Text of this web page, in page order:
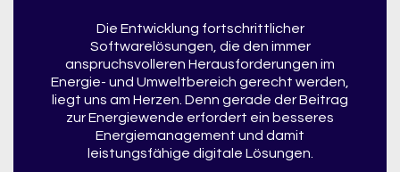
Die Entwicklung fortschrittlicher
Softwarelösungen, die den immer
anspruchsvolleren Herausforderungen im
Energie- und Umweltbereich gerecht werden,
liegt uns am Herzen. Denn gerade der Beitrag
zur Energiewende erfordert ein besseres
Energiemanagement und damit
leistungsfähige digitale Lösungen.